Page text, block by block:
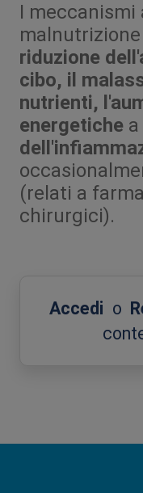
I meccanismi
riduzione
cibo, il
nutrienti,
energetichea
(relati a
chirurgici).
Accedi o